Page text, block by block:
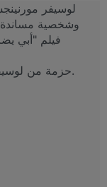
لوسيفر
وشخصية
فيلم "أبي
حزمة من لوسيفر في شكله الأساسي وفي شكله الشيطاني.